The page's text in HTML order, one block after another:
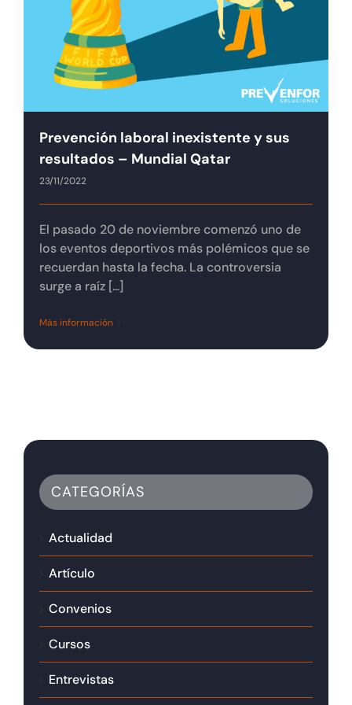
Tienda online
Contacto
Prevención laboral inexistente y sus
resultados – Mundial Qatar
23/11/2022
El pasado 20 de noviembre comenzó uno de
los eventos deportivos más polémicos que se
recuerdan hasta la fecha. La controversia
surge a raíz [...]
Más información
CATEGORÍAS
Actualidad
Artículo
Convenios
Cursos
Entrevistas